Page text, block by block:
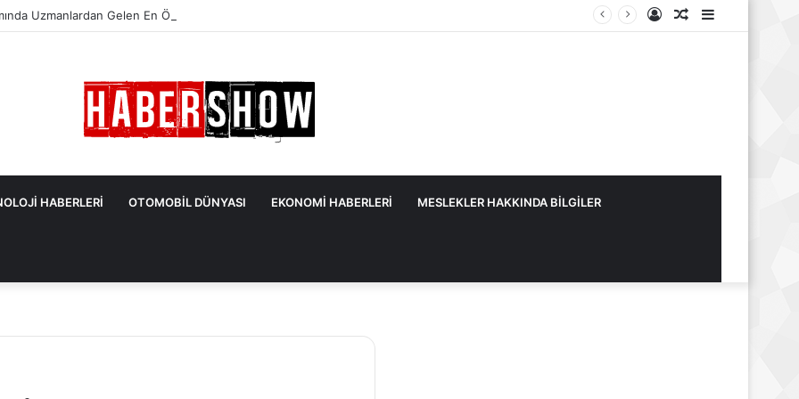
Uzmanlardan Gelen En Önemli İpuçları
Kenar
Rastgele
Kayıt
HABERLERİ OTOMOBİL DÜNYASI EKONOMİ HABERLERİ MESLEKLER HAKKINDA BİLGİLER